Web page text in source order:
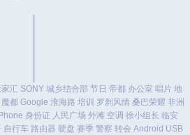
汇 SONY 城乡结合部 节日 帝都 办公室 唱片 地
魔都 Google 淮海路 培训 罗刹风情 桑巴荣耀 非洲
身份证 人民广场 外滩 空调 徐小组长 临安
自行车 路由器 硬盘 赛季 警察 转会 Android USB